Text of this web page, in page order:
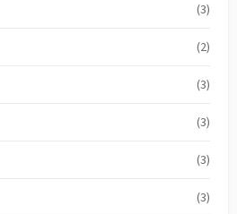
(3)
(2)
(3)
(3)
(3)
(3)